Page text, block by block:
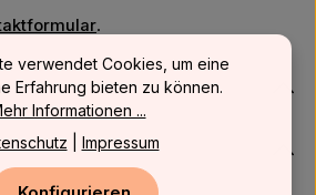
.
verwendet Cookies, um eine
Erfahrung bieten zu können.
Informationen ...
Impressum